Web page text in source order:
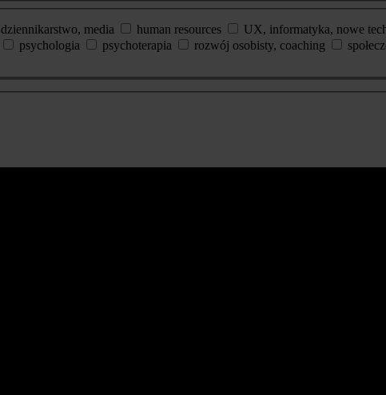
dziennikarstwo, media human resources UX, informatyka, nowe
psychologia psychoterapia rozwój osobisty, coaching